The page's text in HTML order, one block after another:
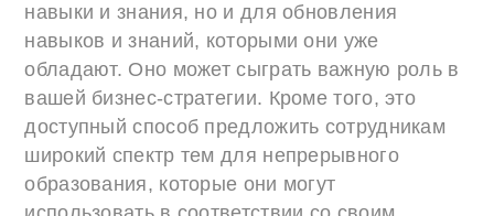
навыки и знания, но и для обновления
навыков и знаний, которыми они уже
обладают. Оно может сыграть важную роль в
вашей бизнес-стратегии. Кроме того, это
доступный способ предложить сотрудникам
широкий спектр тем для непрерывного
образования, которые они могут